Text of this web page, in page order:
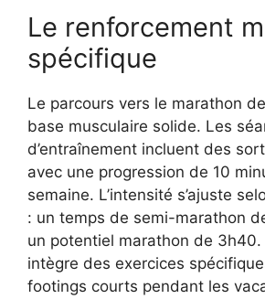
Le renforcement
spécifique
Le parcours vers le marathon
base musculaire solide. Les
d’entraînement incluent des
avec une progression de 10
semaine. L’intensité s’ajuste
: un temps de semi-marathon
un potentiel marathon de
intègre des exercices
footings courts pendant les